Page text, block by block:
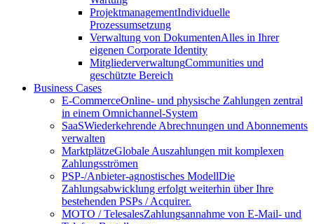
ProjektmanagementIndividuelle
Prozessumsetzung
Verwaltung von DokumentenAlles in Ihrer
eigenen Corporate Identity
MitgliederverwaltungCommunities und
geschützte Bereich
Business Cases
E-CommerceOnline- und physische Zahlungen zentral
in einem Omnichannel-System
SaaSWiederkehrende Abrechnungen und Abonnements
verwalten
MarktplätzeGlobale Auszahlungen mit komplexen
Zahlungsströmen
PSP-/Anbieter‑agnostisches ModellDie
Zahlungsabwicklung erfolgt weiterhin über Ihre
bestehenden PSPs / Acquirer.
MOTO / TelesalesZahlungsannahme von E-Mail- und